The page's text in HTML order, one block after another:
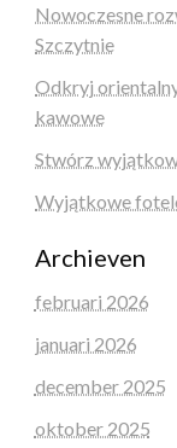
Nowoczesne
Szczytnie
Odkryj
kawowe
Stwórz
Wyjątkowe
Archieven
februari 2026
januari 2026
december 2025
oktober 2025